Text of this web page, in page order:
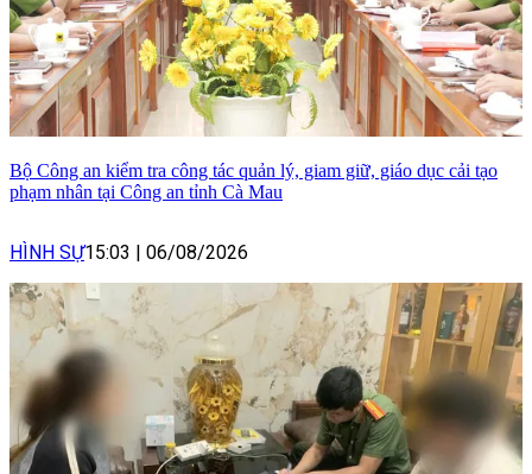
Bộ Công an kiểm tra công tác quản lý, giam giữ, giáo dục cải tạo
phạm nhân tại Công an tỉnh Cà Mau
HÌNH SỰ15:03 06/08/2026